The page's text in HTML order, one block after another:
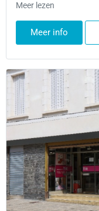
Meer lezen
Meer info